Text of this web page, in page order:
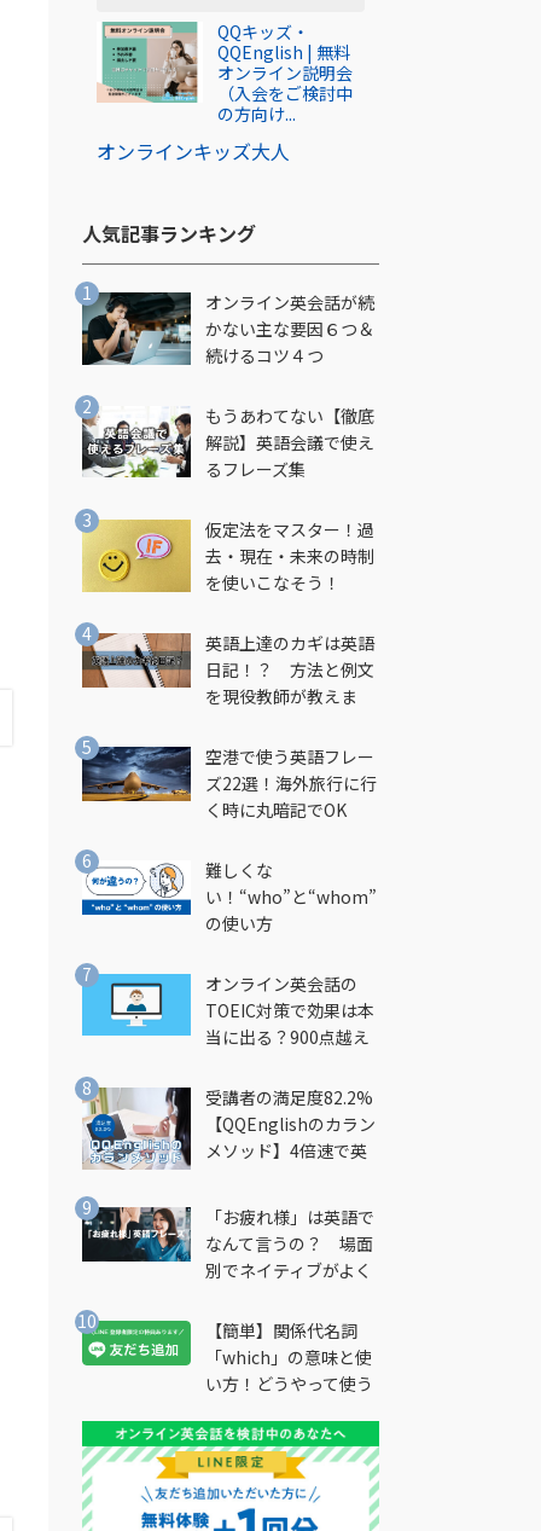
オンラインキッズ大人
QQキッズ・
QQEnglish | 無料
オンライン説明会
（入会をご検討中
の方向け...
人気記事ランキング​
オンライン英会話が続
かない主な要因６つ＆
続けるコツ４つ
もうあわてない【徹底
解説】英語会議で使え
るフレーズ集
仮定法をマスター！過
去・現在・未来の時制
を使いこなそう！
英語上達のカギは英語
日記！？ 方法と例文
を現役教師が教えま
空港で使う英語フレー
ズ22選！海外旅行に行
く時に丸暗記でOK
難しくな
い！“who”と“whom”
の使い方
オンライン英会話の
TOEIC対策で効果は本
当に出る？900点越え
受講者の満足度82.2%
【QQEnglishのカラン
メソッド】4倍速で英
法とは？
「お疲れ様」は英語で
なんて言うの？ 場面
別でネイティブがよく
説
【簡単】関係代名詞
「which」の意味と使
い方！どうやって使う